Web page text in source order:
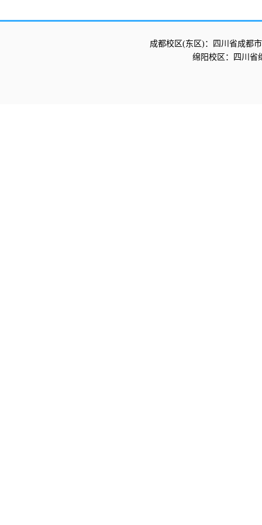
成都校区(东区)：四川省成都
绵阳校区：四川省